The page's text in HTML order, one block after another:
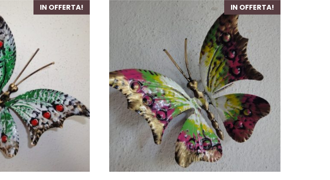
IN OFFERTA! IN OFFERTA!